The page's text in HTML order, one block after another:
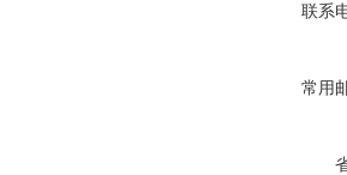
联系
常用